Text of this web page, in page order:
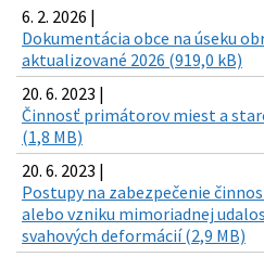
6. 2. 2026 |
Dokumentácia obce na úseku
aktualizované 2026 (919,0 kB)
20. 6. 2023 |
Činnosť primátorov miest a
(1,8 MB)
20. 6. 2023 |
Postupy na zabezpečenie
alebo vzniku mimoriadnej
svahových deformácií (2,9 MB)